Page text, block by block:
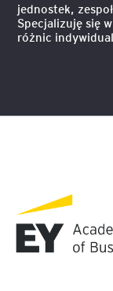
jednostek,
Specjalizuję się
różnic